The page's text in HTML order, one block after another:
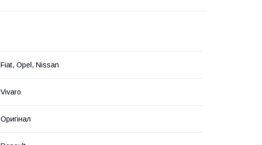
Fiat, Opel, Nissan
Vivaro
Оригінал